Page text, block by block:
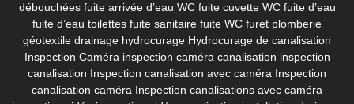
débouchées fuite arrivée d’eau WC fuite cuvette WC fuite d’eau
fuite d’eau toilettes fuite sanitaire fuite WC furet plomberie
géotextile drainage hydrocurage Hydrocurage de canalisation
Inspection Caméra inspection caméra canalisation inspection
canalisation Inspection canalisation avec caméra Inspection
canalisation caméra Inspection canalisations avec caméra